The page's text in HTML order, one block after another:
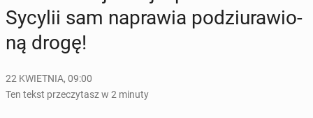
Sycylii sam na­pra­wia po­dziu­ra­wio­
ną drogę!
22 KWIETNIA, 09:00
Ten tekst przeczytasz w 2 minuty